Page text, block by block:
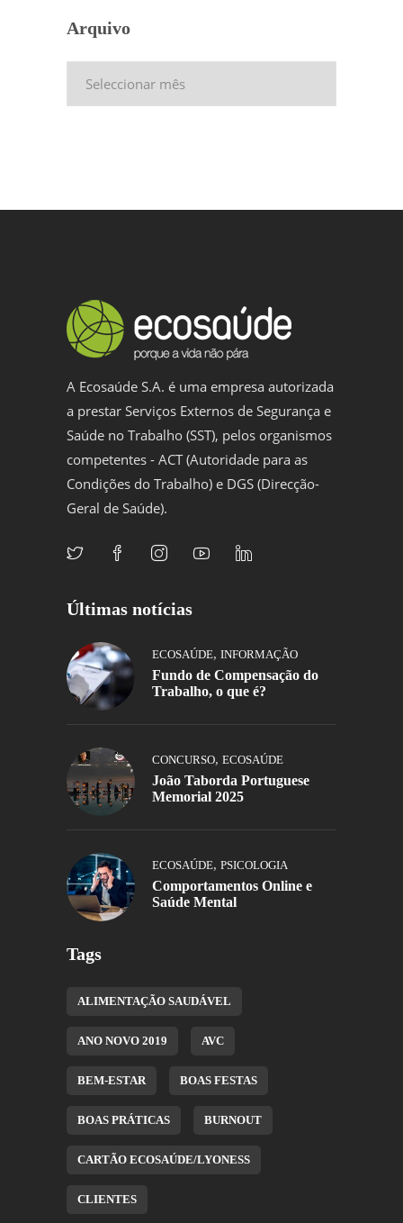
Arquivo
A Ecosaúde S.A. é uma empresa autorizada
a prestar Serviços Externos de Segurança e
Saúde no Trabalho (SST), pelos organismos
competentes - ACT (Autoridade para as
Condições do Trabalho) e DGS (Direcção-
Geral de Saúde).
Últimas notícias
ECOSAÚDE, INFORMAÇÃO
Fundo de Compensação do
Trabalho, o que é?
CONCURSO, ECOSAÚDE
João Taborda Portuguese
Memorial 2025
ECOSAÚDE, PSICOLOGIA
Comportamentos Online e
Saúde Mental
Tags
ALIMENTAÇÃO SAUDÁVEL
ANO NOVO 2019 AVC
BEM-ESTAR BOAS FESTAS
BOAS PRÁTICAS BURNOUT
CARTÃO ECOSAÚDE/LYONESS
CLIENTES